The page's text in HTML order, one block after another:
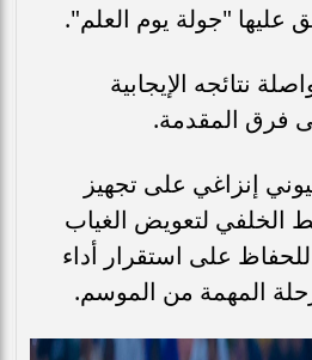
عليها "جولة يوم العلم".
نتائجه الإيجابية
فرق المقدمة.
إنزاغي على تجهيز
الخلفي لتعويض الغياب
على استقرار أداء
المهمة من الموسم.